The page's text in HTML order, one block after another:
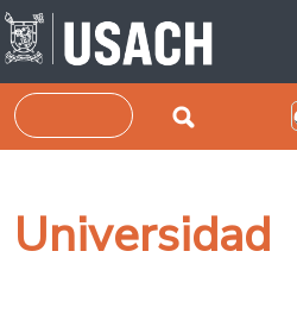
Pasar al contenido principal
Buscar
Universidad